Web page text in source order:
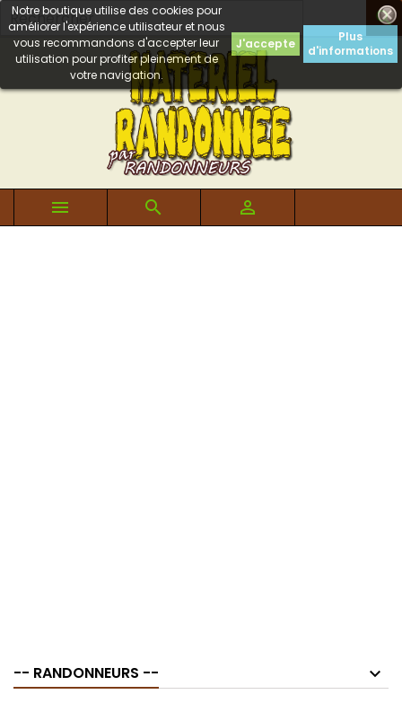

Notre boutique utilise des cookies pour
améliorer l'expérience utilisateur et nous
vous recommandons d'accepter leur
utilisation pour profiter pleinement de
votre navigation.
J'accepte
Plus
d'informations
  
-- RANDONNEURS --